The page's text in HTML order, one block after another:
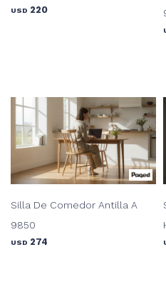
USD 220
Silla De Comedor Antilla A
9850
USD 274